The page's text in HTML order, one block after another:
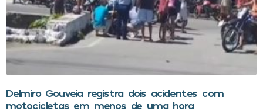
Delmiro Gouveia registra dois acidentes com
motocicletas em menos de uma hora